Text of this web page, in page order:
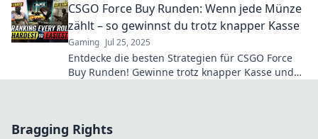
CSGO Force Buy Runden: Wenn jede Münze
zählt – so gewinnst du trotz knapper Kasse
Gaming Jul 25, 2025
Entdecke die besten Strategien für CSGO Force
Buy Runden! Gewinne trotz knapper Kasse und
Bragging Rights